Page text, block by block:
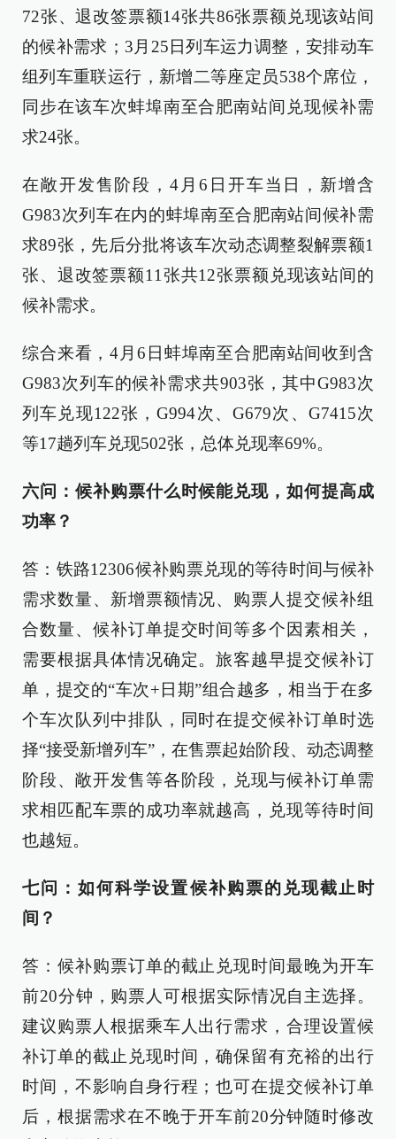
72张、退改签票额14张共86张票额兑现该站间
的候补需求；3月25日列车运力调整，安排动车
组列车重联运行，新增二等座定员538个席位，
同步在该车次蚌埠南至合肥南站间兑现候补需
求24张。
在敞开发售阶段，4月6日开车当日，新增含
G983次列车在内的蚌埠南至合肥南站间候补需
求89张，先后分批将该车次动态调整裂解票额1
张、退改签票额11张共12张票额兑现该站间的
候补需求。
综合来看，4月6日蚌埠南至合肥南站间收到含
G983次列车的候补需求共903张，其中G983次
列车兑现122张，G994次、G679次、G7415次
等17趟列车兑现502张，总体兑现率69%。
六问：候补购票什么时候能兑现，如何提高成
功率？
答：铁路12306候补购票兑现的等待时间与候补
需求数量、新增票额情况、购票人提交候补组
合数量、候补订单提交时间等多个因素相关，
需要根据具体情况确定。旅客越早提交候补订
单，提交的“车次+日期”组合越多，相当于在多
个车次队列中排队，同时在提交候补订单时选
择“接受新增列车”，在售票起始阶段、动态调整
阶段、敞开发售等各阶段，兑现与候补订单需
求相匹配车票的成功率就越高，兑现等待时间
也越短。
七问：如何科学设置候补购票的兑现截止时
间？
答：候补购票订单的截止兑现时间最晚为开车
前20分钟，购票人可根据实际情况自主选择。
建议购票人根据乘车人出行需求，合理设置候
补订单的截止兑现时间，确保留有充裕的出行
时间，不影响自身行程；也可在提交候补订单
后，根据需求在不晚于开车前20分钟随时修改